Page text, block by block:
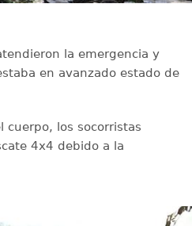
la emergencia y
en avanzado estado de
cuerpo, los socorristas
4x4 debido a la